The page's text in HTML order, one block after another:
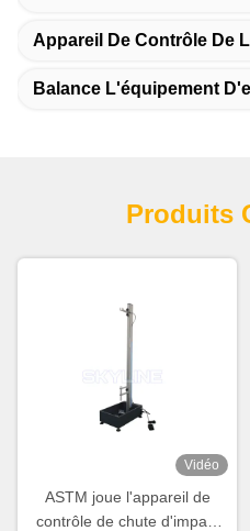
Appareil De Contrôle De
Balance L'équipement
Produits
Vidéo
ASTM joue l'appareil de
contrôle de chute d'impact